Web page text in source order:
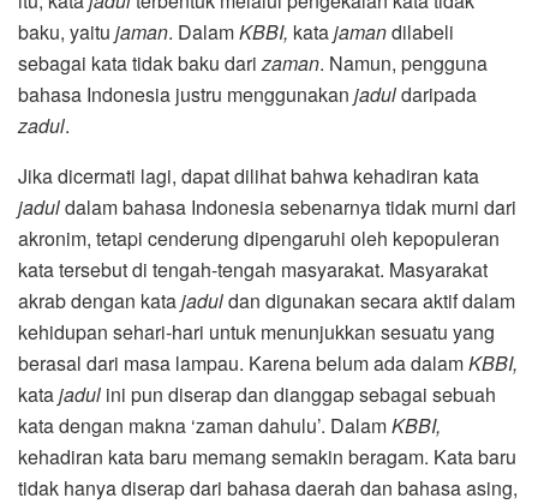
baku, yaitu jaman. DalamKBBI, katajamandilabeli
sebagai kata tidak baku darizaman. Namun, pengguna
bahasa Indonesia justru menggunakan jaduldaripada
zadul.
Jika dicermati lagi, dapat dilihat bahwa kehadiran kata
jaduldalam bahasa Indonesia sebenarnya tidak murni dari
akronim, tetapi cenderung dipengaruhi oleh kepopuleran
kata tersebut di tengah-tengah masyarakat. Masyarakat
akrab dengan katajaduldan digunakan secara aktif dalam
kehidupan sehari-hari untuk menunjukkan sesuatu yang
berasal dari masa lampau. Karena belum ada dalamKBBI,
katajadul ini pun diserap dan dianggap sebagai sebuah
kata dengan makna ‘zaman dahulu’. DalamKBBI,
kehadiran kata baru memang semakin beragam. Kata baru
tidak hanya diserap dari bahasa daerah dan bahasa asing,